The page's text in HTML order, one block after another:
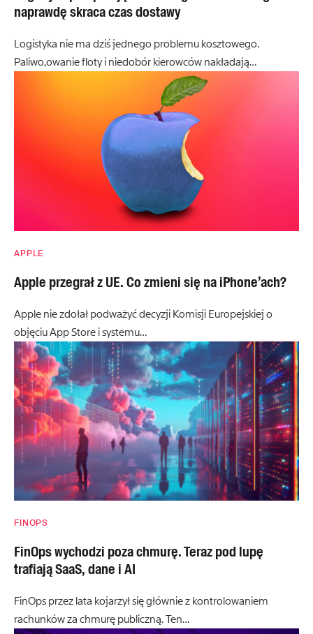
naprawdę skraca czas dostawy
Logistyka nie ma dziś jednego problemu kosztowego.
Paliwo,owanie floty i niedobór kierowców nakładają…
APPLE
Apple przegrał z UE. Co zmieni się na iPhone’ach?
Apple nie zdołał podważyć decyzji Komisji Europejskiej o
objęciu App Store i systemu…
FINOPS
FinOps wychodzi poza chmurę. Teraz pod lupę
trafiają SaaS, dane i AI
FinOps przez lata kojarzył się głównie z kontrolowaniem
rachunków za chmurę publiczną. Ten…